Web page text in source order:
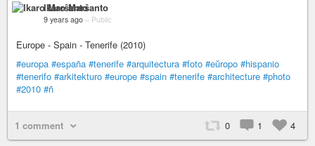
Ikaro Marŝanto
9 years ago – Public
Europe - Spain - Tenerife (2010)
#europa #españa #tenerife #arquitectura #foto #eŭropo #hispanio
#tenerifo #arkitekturo #europe #spain #tenerife #architecture #photo
#2010 #ñ
1 comment 0 1 4